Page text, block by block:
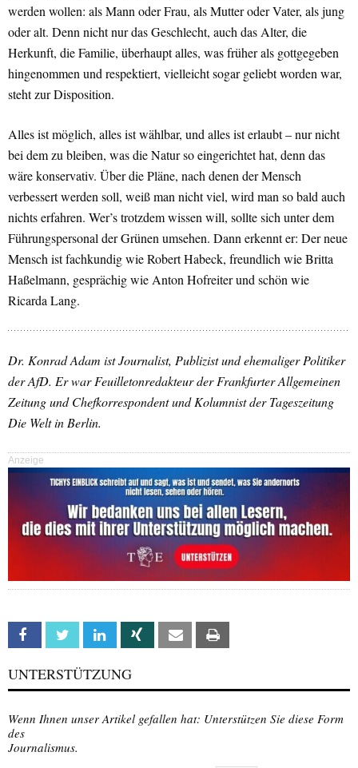
werden wollen: als Mann oder Frau, als Mutter oder Vater, als jung
oder alt. Denn nicht nur das Geschlecht, auch das Alter, die
Herkunft, die Familie, überhaupt alles, was früher als gottgegeben
hingenommen und respektiert, vielleicht sogar geliebt worden war,
steht zur Disposition.
Alles ist möglich, alles ist wählbar, und alles ist erlaubt – nur nicht
bei dem zu bleiben, was die Natur so eingerichtet hat, denn das
wäre konservativ. Über die Pläne, nach denen der Mensch
verbessert werden soll, weiß man nicht viel, wird man so bald auch
nichts erfahren. Wer’s trotzdem wissen will, sollte sich unter dem
Führungspersonal der Grünen umsehen. Dann erkennt er: Der neue
Mensch ist fachkundig wie Robert Habeck, freundlich wie Britta
Haßelmann, gesprächig wie Anton Hofreiter und schön wie
Ricarda Lang.
Dr. Konrad Adam ist Journalist, Publizist und ehemaliger Politiker
der AfD. Er war Feuilletonredakteur der Frankfurter Allgemeinen
Zeitung und Chefkorrespondent und Kolumnist der Tageszeitung
Die Welt in Berlin.
Anzeige
Facebook Twitter Linkedin Xing Email
UNTERSTÜTZUNG
Wenn Ihnen unser Artikel gefallen hat: Unterstützen Sie diese Form
des
Journalismus.